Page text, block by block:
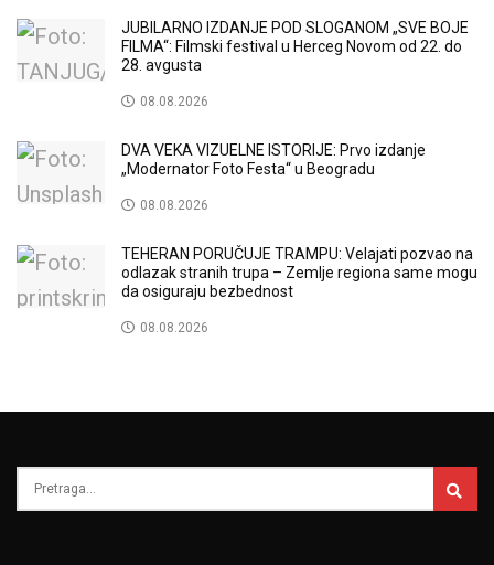
JUBILARNO IZDANJE POD SLOGANOM „SVE BOJE
FILMA“: Filmski festival u Herceg Novom od 22. do
28. avgusta
08.08.2026
DVA VEKA VIZUELNE ISTORIJE: Prvo izdanje
„Modernator Foto Festa“ u Beogradu
08.08.2026
TEHERAN PORUČUJE TRAMPU: Velajati pozvao na
odlazak stranih trupa – Zemlje regiona same mogu
da osiguraju bezbednost
08.08.2026